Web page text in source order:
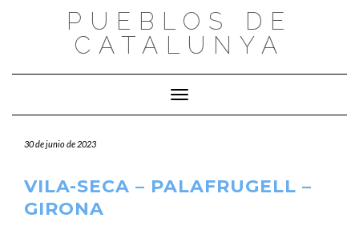
PUEBLOS DE
CATALUNYA
Cambiar modo de navegación
30 de junio de 2023
VILA-SECA – PALAFRUGELL –
GIRONA